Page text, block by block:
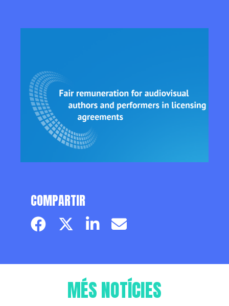
COMPARTIR
Facebook pageTwitter page
LinkedinEmail
MÉS NOTÍCIES